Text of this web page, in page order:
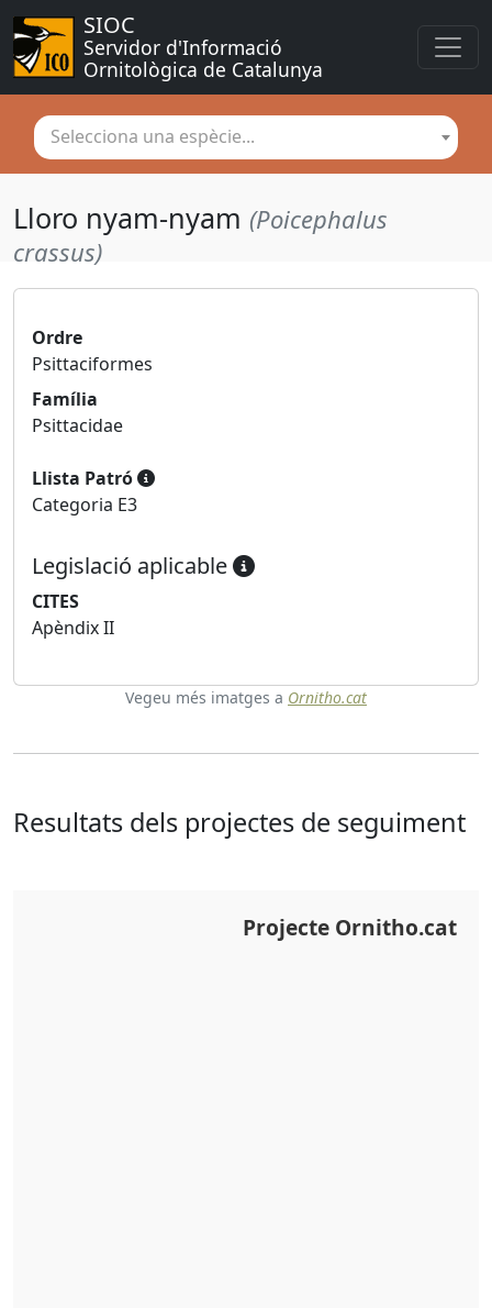
SIOC
Servidor d'Informació
Ornitològica de Catalunya
Selecciona una espècie...
Lloro nyam-nyam (Poicephalus
crassus)
Ordre
Psittaciformes
Família
Psittacidae
Llista Patró
Categoria E3
Legislació aplicable
CITES
Apèndix II
Vegeu més imatges a Ornitho.cat
Resultats dels projectes de seguiment
Projecte Ornitho.cat